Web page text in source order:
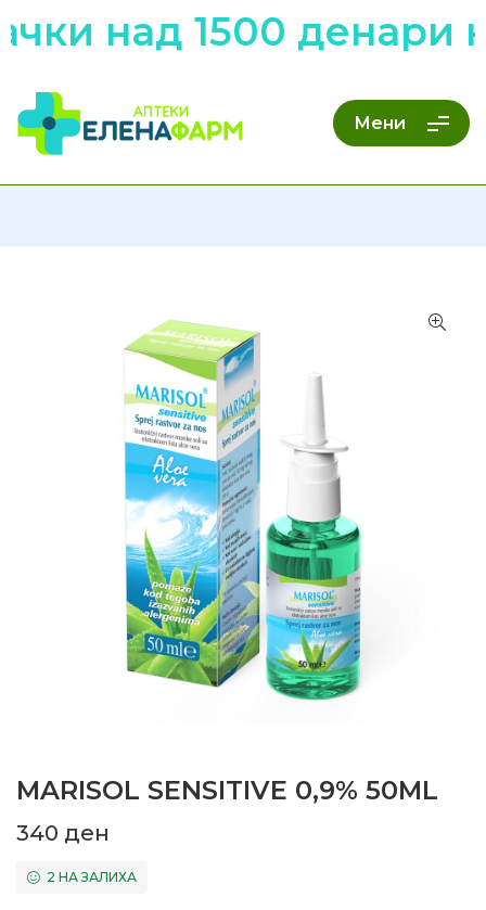
над 1500 денари
Мени
MARISOL SENSITIVE 0,9% 50ML
340 ден
2 НА ЗАЛИХА